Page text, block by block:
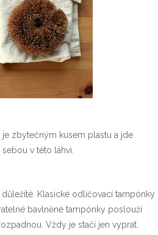
zbytečným kusem plastu a jde
v této láhvi.
Klasické odličovací tampónky
bavlněné tampónky poslouží
Vždy je stačí jen vyprat.